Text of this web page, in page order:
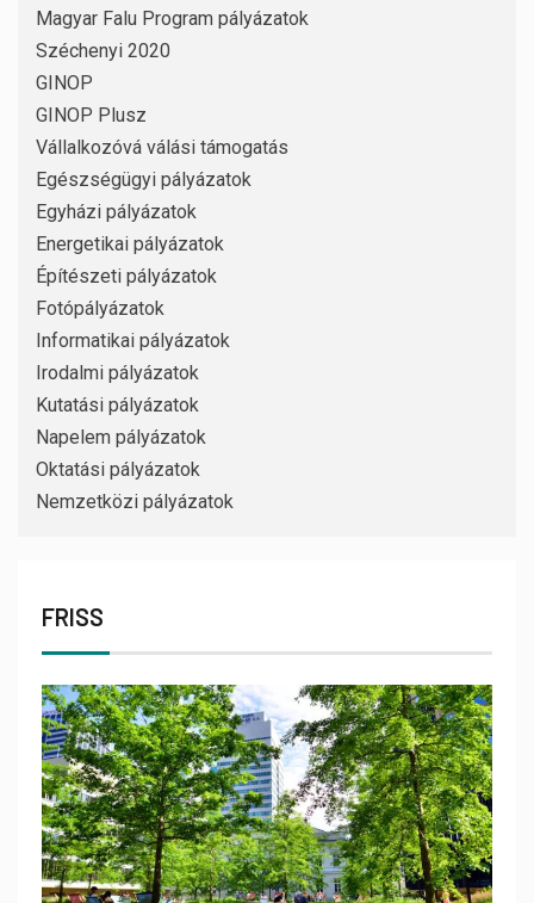
Magyar Falu Program pályázatok
Széchenyi 2020
GINOP
GINOP Plusz
Vállalkozóvá válási támogatás
Egészségügyi pályázatok
Egyházi pályázatok
Energetikai pályázatok
Építészeti pályázatok
Fotópályázatok
Informatikai pályázatok
Irodalmi pályázatok
Kutatási pályázatok
Napelem pályázatok
Oktatási pályázatok
Nemzetközi pályázatok
FRISS